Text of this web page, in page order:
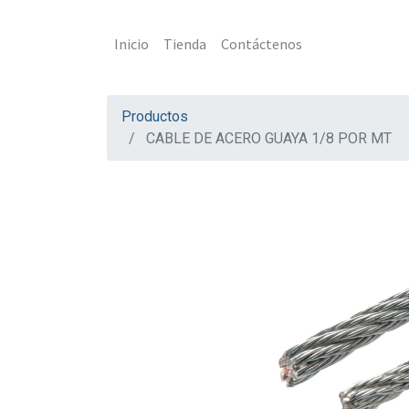
Inicio Tienda Contáctenos
Productos
CABLE DE ACERO GUAYA 1/8 POR MT